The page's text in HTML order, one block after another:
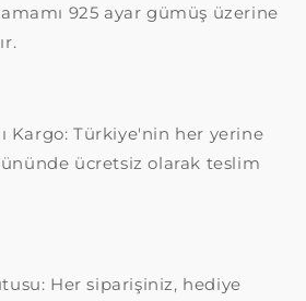
925 ayar gümüş üzerine
Kargo: Türkiye'nin her yerine
ücretsiz olarak teslim
Her siparişiniz, hediye